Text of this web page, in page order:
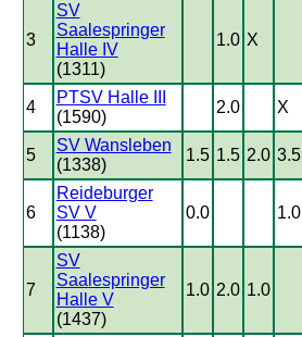
3
SV
Saalespringer
Halle IV
(1311)
1.0 X
4
PTSV Halle III
(1590)
2.0 X
5
SV Wansleben
(1338)
1.5 1.5 2.0 3.5
6
Reideburger
SV V
(1138)
0.0 1.0
7
SV
Saalespringer
Halle V
(1437)
1.0 2.0 1.0